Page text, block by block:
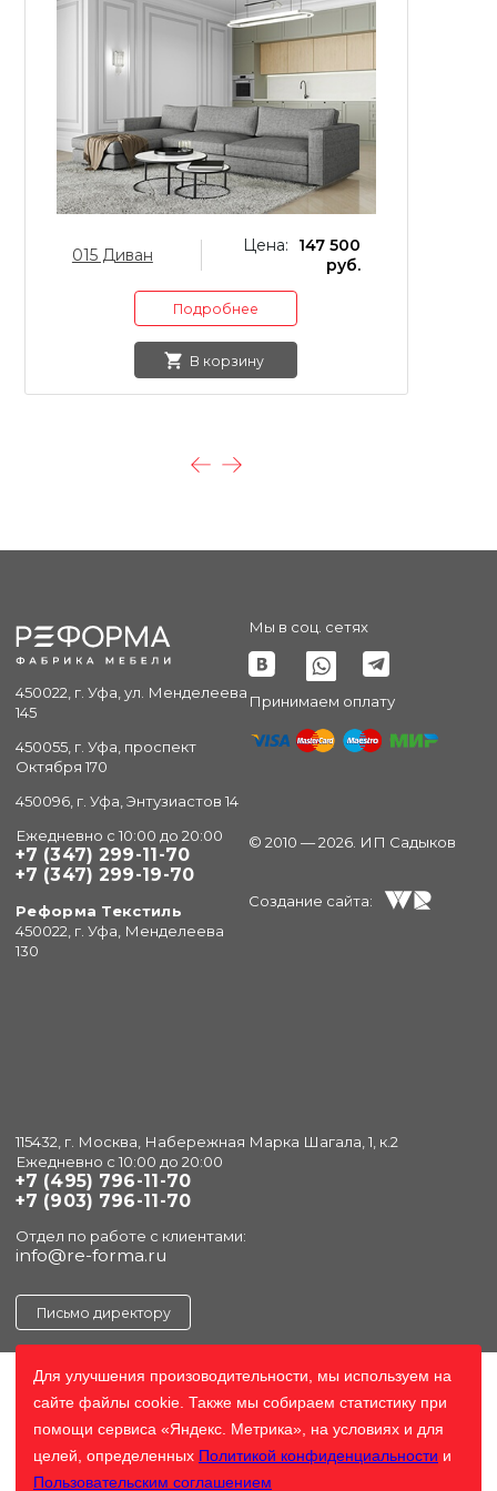
015 Диван Цена:
147 500
руб.
Подробнее
В корзину
450022, г. Уфа, ул. Менделеева
145
450055, г. Уфа, проспект
Октября 170
450096, г. Уфа, Энтузиастов 14
Ежедневно с 10:00 до 20:00
+7 (347) 299-11-70
+7 (347) 299-19-70
Реформа Текстиль
450022, г. Уфа, Менделеева
130
115432, г. Москва, Набережная Марка Шагала, 1, к.2
Ежедневно с 10:00 до 20:00
+7 (495) 796-11-70
+7 (903) 796-11-70
Отдел по работе с клиентами:
info@re-forma.ru
Письмо директору
Мы в соц. сетях
Принимаем оплату
© 2010 — 2026. ИП Садыков
Создание сайта:
Для улучшения произоводительности, мы используем на
сайте файлы cookie. Также мы собираем статистику при
помощи сервиса «Яндекс. Метрика», на условиях и для
целей, определенных Политикой конфиденциальности и
Пользовательским соглашением